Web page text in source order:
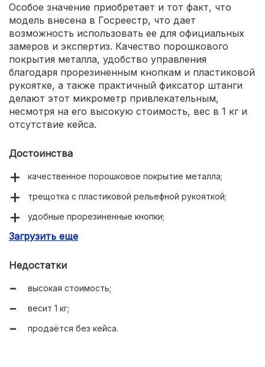
Особое значение приобретает и тот факт, что
модель внесена в Госреестр, что дает
возможность использовать ее для официальных
замеров и экспертиз. Качество порошкового
покрытия металла, удобство управления
благодаря прорезиненным кнопкам и пластиковой
рукоятке, а также практичный фиксатор штанги
делают этот микрометр привлекательным,
несмотря на его высокую стоимость, вес в 1 кг и
отсутствие кейса.
Достоинства
качественное порошковое покрытие металла;
трещотка с пластиковой рельефной рукояткой;
удобные прорезиненные кнопки;
практичный фиксатор штанги.
Загрузить еще
Недостатки
высокая стоимость;
весит 1 кг;
продаётся без кейса.